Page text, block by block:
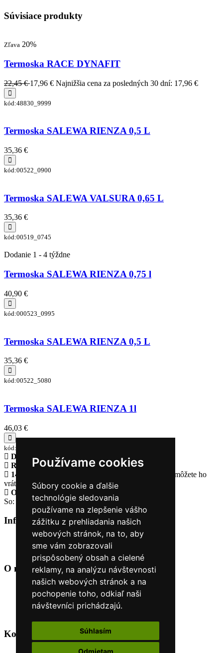
Používame cookies
Súbory cookie a ďalšie
technológie sledovania
používame na zlepšenie vášho
zážitku z prehliadania našich
webových stránok, na to, aby
sme vám zobrazovali
prispôsobený obsah a cielené
reklamy, na analýzu návštevnosti
našich webových stránok a na
pochopenie toho, odkiaľ naši
návštevníci prichádzajú.
Súhlasím
Odmietam
Súvisiace produkty
Zľava 20%
Termoska RACE DYNAFIT
22,45 €17,96 € Najnižšia cena za posledných 30 dní: 17,96 €
kód:48830_9999
Termoska SALEWA RIENZA 0,5 L
35,36 €
kód:00522_0900
Termoska SALEWA VALSURA 0,65 L
35,36 €
kód:00519_0745
Dodanie 1 - 4 týždne
Termoska SALEWA RIENZA 0,75 l
40,90 €
kód:000523_0995
Termoska SALEWA RIENZA 0,5 L
35,36 €
kód:00522_5080
Termoska SALEWA RIENZA 1l
46,03 €
kód:000524_0995
Doprava zadarmo
pri objednávke nad 230€
Rýchle dodanieTovar Vám odošleme do 24 hodín
14 Dní na vrátenie tovaru
Ak Vám tovar nesadne, môžete ho
vrátiť
Otvorené celý týždeň
So: 9:00 - 12:00
Informácie+
O nás
Kontakt
O nás +
Úvod
Obchodné podmienky
Nákup na splátky cez Quatro
Kontakt